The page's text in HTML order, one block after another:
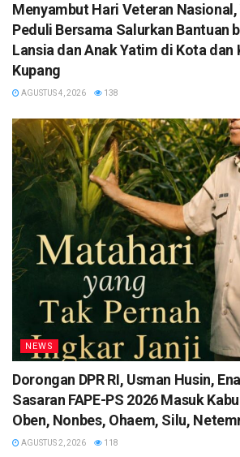
​Menyambut Hari Veteran
Peduli Bersama Salurkan Bantuan
Lansia dan Anak Yatim di Kota dan
Kupang
AGUSTUS 4, 2026 138
NEWS
Dorongan DPR RI, Usman Husin,
Sasaran FAPE-PS 2026 Masuk
Oben, Nonbes, Ohaem, Silu,
AGUSTUS 2, 2026 118